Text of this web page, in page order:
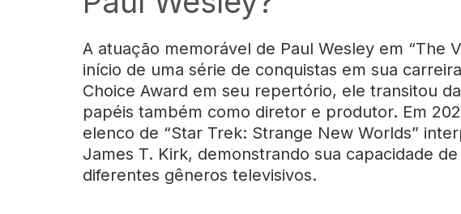
A atuação memorável de Paul Wesley em “The
início de uma série de conquistas em sua
Choice Award em seu repertório, ele transitou
papéis também como diretor e produtor. Em
elenco de “Star Trek: Strange New Worlds”
James T. Kirk, demonstrando sua capacidade
diferentes gêneros televisivos.